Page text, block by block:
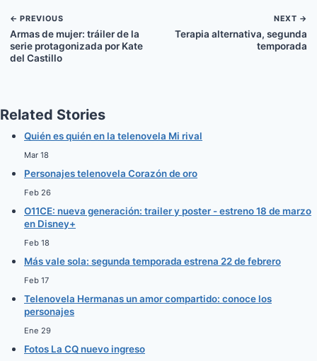
t
i
r
e
t
e
r
)
i
r
e
k
i
r
s
t
t
i
r
e
← PREVIOUS
Armas de mujer: tráiler de la
serie protagonizada por Kate
del Castillo
NEXT →
Terapia alternativa, segunda
temporada
Related Stories
Quién es quién en la telenovela Mi rival
Mar 18
Personajes telenovela Corazón de oro
Feb 26
O11CE: nueva generación: trailer y poster - estreno 18 de marzo
en Disney+
Feb 18
Más vale sola: segunda temporada estrena 22 de febrero
Feb 17
Telenovela Hermanas un amor compartido: conoce los
personajes
Ene 29
Fotos La CQ nuevo ingreso